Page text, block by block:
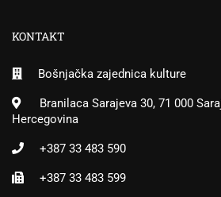
KONTAKT
Bošnjačka zajednica kulture
Branilaca Sarajeva 30, 71 000
Hercegovina
+387 33 483 590
+387 33 483 599